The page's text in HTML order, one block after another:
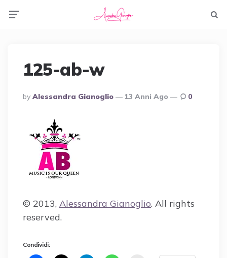
125-ab-w
Posted
By
By Alessandra Gianoglio 13 Anni Ago 0
© 2013, Alessandra Gianoglio. All rights
reserved.
Condividi: